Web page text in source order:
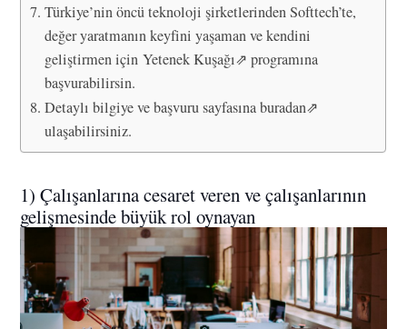
Türkiye’nin öncü teknoloji şirketlerinden Softtech’te,
değer yaratmanın keyfini yaşaman ve kendini
geliştirmen için Yetenek Kuşağı⇗ programına
başvurabilirsin.
Detaylı bilgiye ve başvuru sayfasına buradan⇗
ulaşabilirsiniz.
1) Çalışanlarına cesaret veren ve çalışanlarının
gelişmesinde büyük rol oynayan